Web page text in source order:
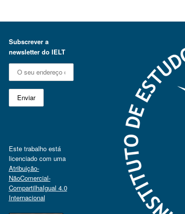
Subscrever a
newsletter do IELT
Este trabalho está
licenciado com uma
Atribuição-
NãoComercial-
CompartilhaIgual 4.0
Internacional